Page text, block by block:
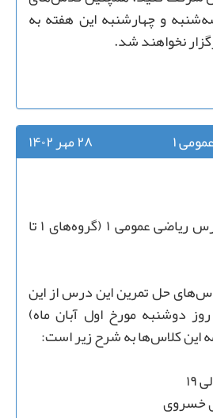
و چهارشنبه این هفته به
نخواهند شد.
۱
۲۸ مهر ۱۴۰۲
دانشجویان محترم درس ریاضی عمومی ۱ (گروه‌‌های ۱ تا
حل تمرین این درس از این
دوشنبه مورخ اول آبان ماه)
این کلاس‌ها به شرح زیر است:
خسروی